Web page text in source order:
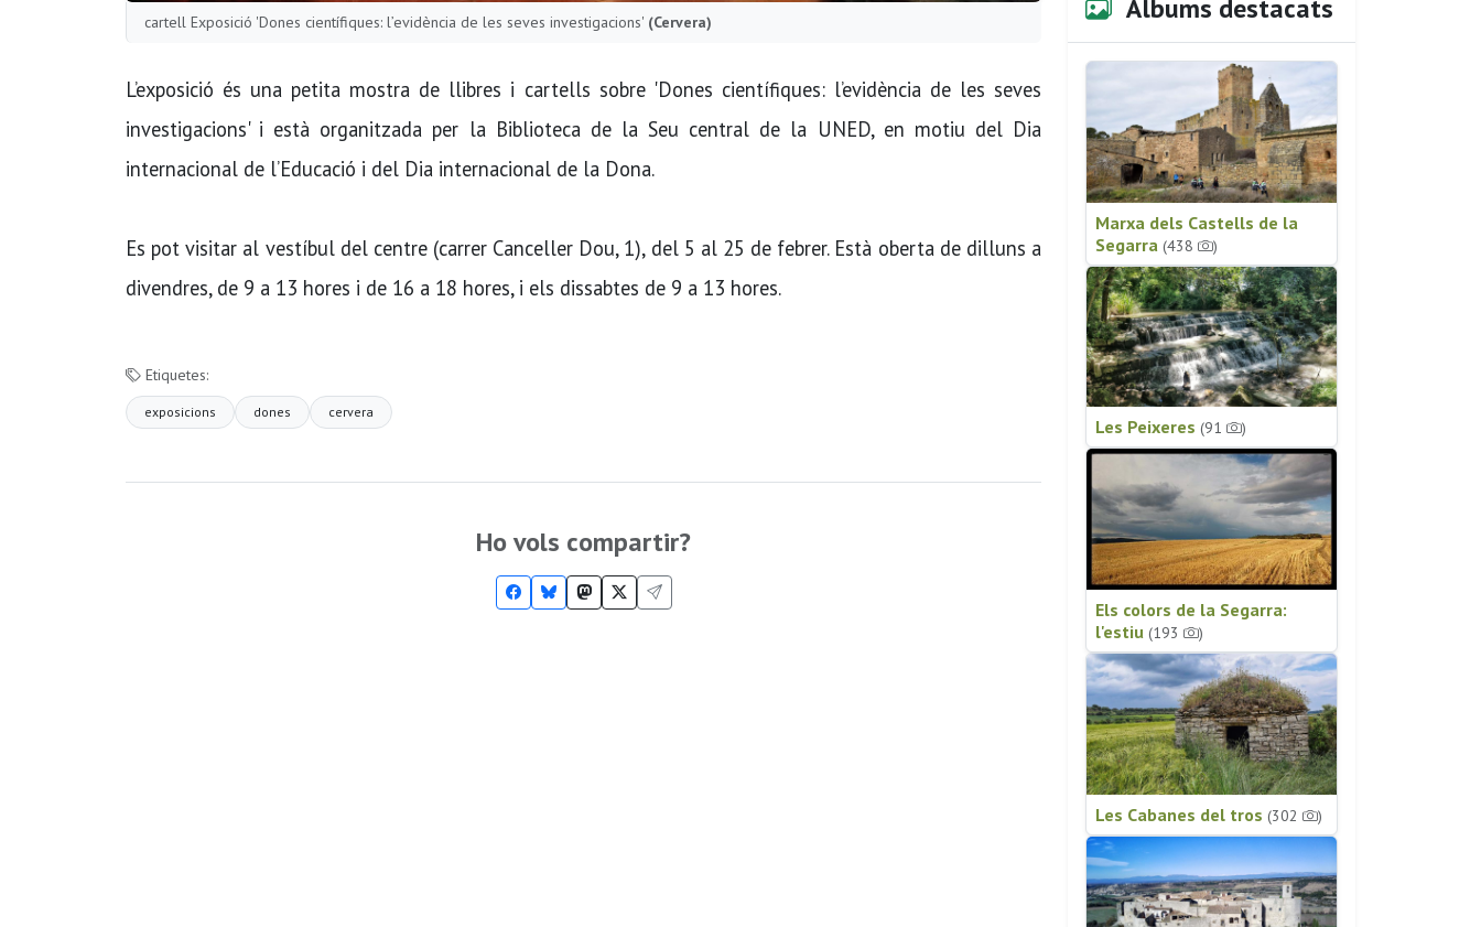
cartell Exposició 'Dones científiques: l’evidència de les seves investigacions' (Cervera)
L’exposició és una petita mostra de llibres i cartells sobre 'Dones científiques: l’evidència de les seves
investigacions' i està organitzada per la Biblioteca de la Seu central de la UNED, en motiu del Dia
internacional de l’Educació i del Dia internacional de la Dona.
Es pot visitar al vestíbul del centre (carrer Canceller Dou, 1), del 5 al 25 de febrer. Està oberta de dilluns a
divendres, de 9 a 13 hores i de 16 a 18 hores, i els dissabtes de 9 a 13 hores.
Etiquetes:
exposicions dones cervera
Ho vols compartir?
Àlbums destacats
Marxa dels Castells de la
Segarra (438 )
Les Peixeres (91 )
Els colors de la Segarra:
l'estiu (193 )
Les Cabanes del tros (302 )